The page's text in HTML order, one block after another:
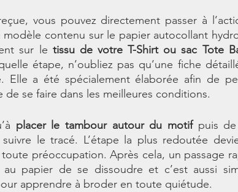
vous pouvez directement passer à
contenu sur le papier autocollant
sur le tissu de votre T-Shirt ou sac Tote
étape, n’oubliez pas qu’une fiche
Elle a été spécialement élaborée afin de
se faire dans les meilleures conditions.
placer le tambour autour du motif puis de
le tracé. L’étape la plus redoutée
préoccupation. Après cela, un passage
au papier de se dissoudre et c’est aussi
apprendre à broder en toute quiétude.